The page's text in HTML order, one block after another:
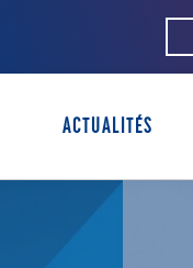
ACTUALITÉS
SÉCURITÉ